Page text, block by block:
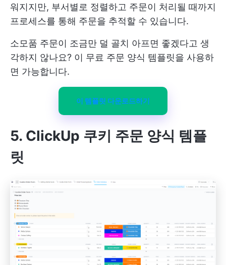
워지지만, 부서별로 정렬하고 주문이 처리될 때까지
프로세스를 통해 주문을 추적할 수 있습니다.
소모품 주문이 조금만 덜 골치 아프면 좋겠다고 생
각하지 않나요? 이 무료 주문 양식 템플릿을 사용하
면 가능합니다.
이 템플릿 다운로드하기
5. ClickUp 쿠키 주문 양식 템플
릿